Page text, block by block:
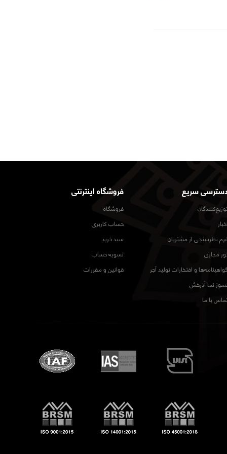
سریع
اخبار
نظرسنجی از مشتریان
مجازی
گواهینامه‌ها و افتخارات تولید آجر
نسوز نما آذرخش
با ما
فروشگاه اینترنتی
فروشگاه
حساب کاربری
سبد خرید
تسویه حساب
قوانین و مقررات